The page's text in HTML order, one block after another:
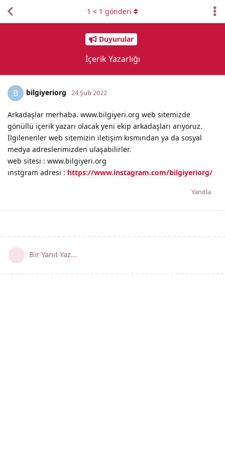
Duyurular
İçerik Yazarlığı
1 < 1 gönderi
B bilgiyeriorg 24 Şub 2022
Arkadaşlar merhaba. www.bilgiyeri.org web sitemizde
gönüllü içerik yazarı olacak yeni ekip arkadaşları arıyoruz.
İlgilenenler web sitemizin iletişim kısmından ya da sosyal
medya adreslerimizden ulaşabilirler.
web sitesi : www.bilgiyeri.org
ınstgram adresi : https://www.instagram.com/bilgiyeriorg/
Yanıtla
Bir Yanıt Yaz...